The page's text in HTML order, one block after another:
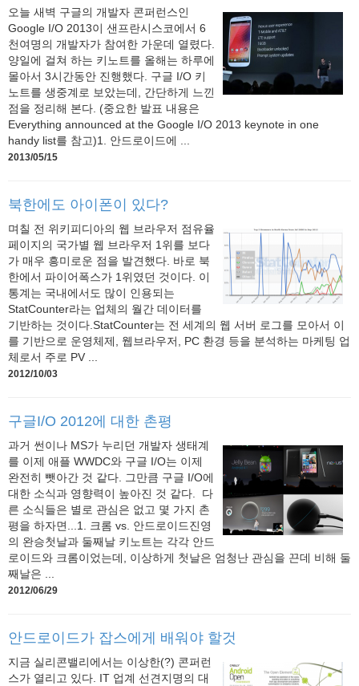
오늘 새벽 구글의 개발자 콘퍼런스인
Google I/O 2013이 샌프란시스코에서 6
천여명의 개발자가 참여한 가운데 열렸다.
양일에 걸쳐 하는 키노트를 올해는 하루에
몰아서 3시간동안 진행했다. 구글 I/O 키
노트를 생중계로 보았는데, 간단하게 느낀
점을 정리해 본다. (중요한 발표 내용은
Everything announced at the Google I/O 2013 keynote in one
handy list를 참고)1. 안드로이드에 ...
2013/05/15
북한에도 아이폰이 있다?
며칠 전 위키피디아의 웹 브라우저 점유율
페이지의 국가별 웹 브라우저 1위를 보다
가 매우 흥미로운 점을 발견했다. 바로 북
한에서 파이어폭스가 1위였던 것이다. 이
통계는 국내에서도 많이 인용되는
StatCounter라는 업체의 월간 데이터를
기반하는 것이다.StatCounter는 전 세계의 웹 서버 로그를 모아서 이
를 기반으로 운영체제, 웹브라우저, PC 환경 등을 분석하는 마케팅 업
체로서 주로 PV ...
2012/10/03
구글I/O 2012에 대한 촌평
과거 썬이나 MS가 누리던 개발자 생태계
를 이제 애플 WWDC와 구글 I/O는 이제
완전히 뺏아간 것 같다. 그만큼 구글 I/O에
대한 소식과 영향력이 높아진 것 같다. 다
른 소식들은 별로 관심은 없고 몇 가지 촌
평을 하자면...1. 크롬 vs. 안드로이드진영
의 완승첫날과 둘째날 키노트는 각각 안드
로이드와 크롬이었는데, 이상하게 첫날은 엄청난 관심을 끈데 비해 둘
째날은 ...
2012/06/29
안드로이드가 잡스에게 배워야 할것
지금 실리콘밸리에서는 이상한(?) 콘퍼런
스가 열리고 있다. IT 업계 선견지명의 대